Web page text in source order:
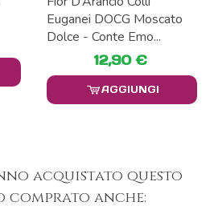
Euganei DOCG Moscato
Dolce - Conte Emo...
12,90 €
AGGIUNGI
acquistato questo
anche: